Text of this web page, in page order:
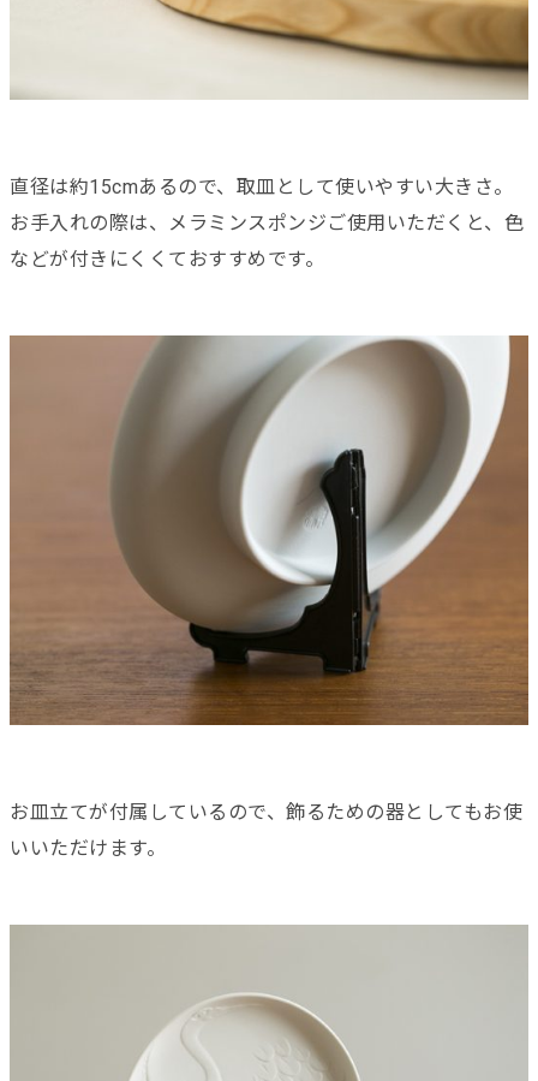
直径は約15cmあるので、取皿として使いやすい大きさ。
お手入れの際は、メラミンスポンジご使用いただくと、色
などが付きにくくておすすめです。
お皿立てが付属しているので、飾るための器としてもお使
いいただけます。